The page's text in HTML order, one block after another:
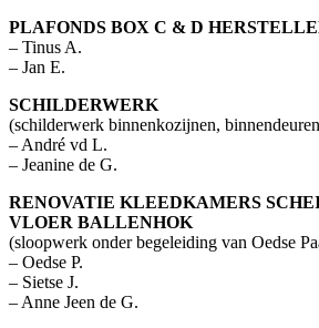
PLAFONDS BOX C & D
– Tinus A.
– Jan E.
SCHILDERWERK
(schilderwerk binnenkozijnen,
– André vd L.
– Jeanine de G.
RENOVATIE KLEEDKAMERS
VLOER BALLENHOK
(sloopwerk onder begeleiding van Oedse
– Oedse P.
– Sietse J.
– Anne Jeen de G.